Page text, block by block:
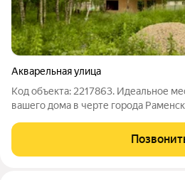
Акварельная улица
Код объекта: 2217863. Идеальное
вашего дома в черте города Раменское! Продается
полностью готова к строительству:
юридически чистый объект